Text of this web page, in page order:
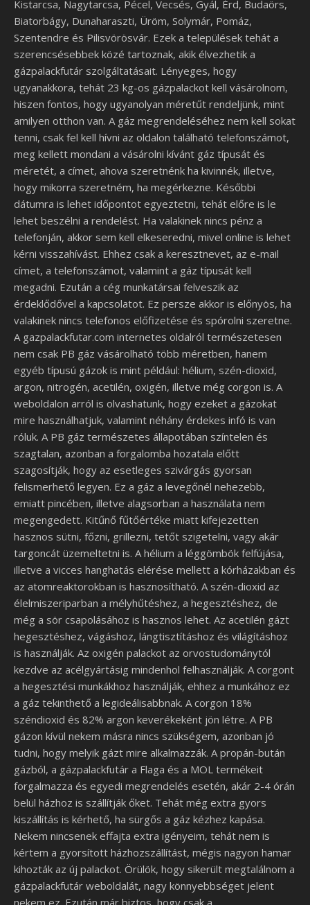
Kistarcsa, Nagytarcsa, Pécel, Vecsés, Gyál, Érd, Budaörs,
Biatorbágy, Dunaharaszti, Üröm, Solymár, Pomáz,
Szentendre és Pilisvörösvár. Ezek a települések tehát a
szerencsésebbek közé tartoznak, akik élvezhetik a
gázpalackfutár szolgáltatásait. Lényeges, hogy
ugyanakkora, tehát 23 kg-os gázpalackot kell vásárolnom,
hiszen fontos, hogy ugyanolyan méretűt rendeljünk, mint
amilyen otthon van. A gáz megrendeléséhez nem kell sokat
tenni, csak fel kell hívni az oldalon található telefonszámot,
meg kellett mondani a vásárolni kívánt gáz típusát és
méretét, a címet, ahova szeretnénk ha kivinnék, illetve,
hogy mikorra szeretném, ha megérkezne. Későbbi
dátumra is lehet időpontot egyeztetni, tehát előre is le
lehet beszélni a rendelést. Ha valakinek nincs pénz a
telefonján, akkor sem kell elkeseredni, mivel online is lehet
kérni visszahívást. Ehhez csak a keresztnevet, az e-mail
címet, a telefonszámot, valamint a gáz típusát kell
megadni. Ezután a cég munkatársai felveszik az
érdeklődővel a kapcsolatot. Ez persze akkor is előnyös, ha
valakinek nincs telefonos előfizetése és spórolni szeretne.
A gazpalackfutar.com internetes oldalról természetesen
nem csak PB gáz vásárolható több méretben, hanem
egyéb típusú gázok is mint például: hélium, szén-dioxid,
argon, nitrogén, acetilén, oxigén, illetve még corgon is. A
weboldalon arról is olvashatunk, hogy ezeket a gázokat
mire használhatjuk, valamint néhány érdekes infó is van
róluk. A PB gáz természetes állapotában színtelen és
szagtalan, azonban a forgalomba hozatala előtt
szagosítják, hogy az esetleges szivárgás gyorsan
felismerhető legyen. Ez a gáz a levegőnél nehezebb,
emiatt pincében, illetve alagsorban a használata nem
megengedett. Kitűnő fűtőértéke miatt kifejezetten
hasznos sütni, főzni, grillezni, tetőt szigetelni, vagy akár
targoncát üzemeltetni is. A hélium a léggömbök felfújása,
illetve a vicces hanghatás elérése mellett a kórházakban és
az atomreaktorokban is hasznosítható. A szén-dioxid az
élelmiszeriparban a mélyhűtéshez, a hegesztéshez, de
még a sör csapolásához is hasznos lehet. Az acetilén gázt
hegesztéshez, vágáshoz, lángtisztításhoz és világításhoz
is használják. Az oxigén palackot az orvostudománytól
kezdve az acélgyártásig mindenhol felhasználják. A corgont
a hegesztési munkákhoz használják, ehhez a munkához ez
a gáz tekinthető a legideálisabbnak. A corgon 18%
széndioxid és 82% argon keverékeként jön létre. A PB
gázon kívül nekem másra nincs szükségem, azonban jó
tudni, hogy melyik gázt mire alkalmazzák. A propán-bután
gázból, a gázpalackfutár a Flaga és a MOL termékeit
forgalmazza és egyedi megrendelés esetén, akár 2-4 órán
belül házhoz is szállítják őket. Tehát még extra gyors
kiszállítás is kérhető, ha sürgős a gáz kézhez kapása.
Nekem nincsenek effajta extra igényeim, tehát nem is
kértem a gyorsított házhozszállítást, mégis nagyon hamar
kihozták az új palackot. Örülök, hogy sikerült megtalálnom a
gázpalackfutár weboldalát, nagy könnyebbséget jelent
nekem ez. Ezután már biztos, hogy csak a